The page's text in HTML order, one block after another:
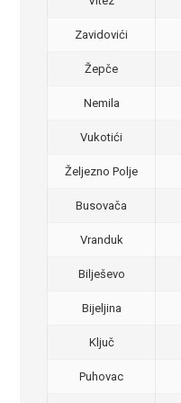
Zavidovići
Žepče
Nemila
Vukotići
Željezno Polje
Busovača
Vranduk
Bilješevo
Bijeljina
Ključ
Puhovac